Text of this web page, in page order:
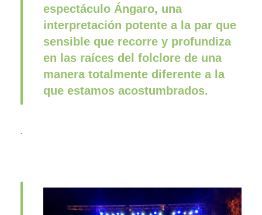
espectáculo Ángaro, una
interpretación potente a la par que
sensible que recorre y profundiza
en las raíces del folclore de una
manera totalmente diferente a la
que estamos acostumbrados.
.